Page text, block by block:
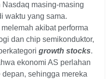
masing-masing
waktu yang sama.
akibat performa
dan chip semikonduktor,
growth stocks.
ekonomi AS perlahan
sehingga mereka